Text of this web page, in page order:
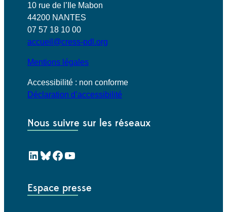
10 rue de l’Ile Mabon
44200 NANTES
07 57 18 10 00
accueil@cress-pdl.org
Mentions légales
Accessibilité : non conforme
Déclaration d’accessibilité
Nous suivre sur les réseaux
LinkedIn
Bluesky
Facebook
YouTube
Espace presse